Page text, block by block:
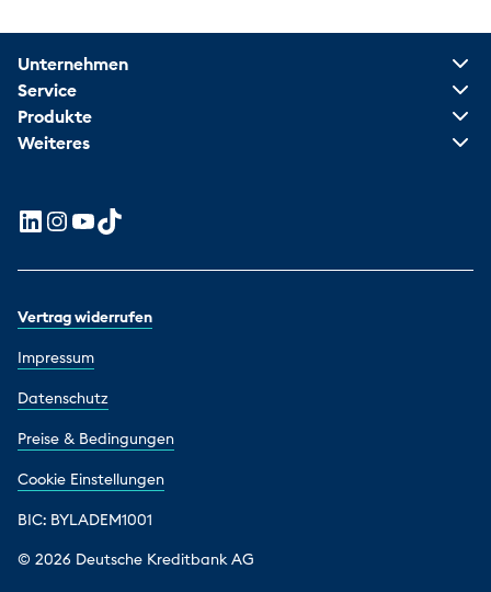
Unternehmen
Service
Produkte
Weiteres
© 2026 Deutsche Kreditbank AG
Vertrag widerrufen
Impressum
Datenschutz
Preise & Bedingungen
Cookie Einstellungen
BIC: BYLADEM1001